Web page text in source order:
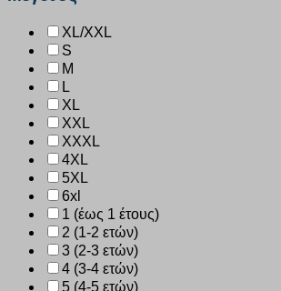
XL/XXL
S
M
L
XL
XXL
XXXL
4XL
5XL
6xl
1 (έως 1 έτους)
2 (1-2 ετών)
3 (2-3 ετών)
4 (3-4 ετών)
5 (4-5 ετών)